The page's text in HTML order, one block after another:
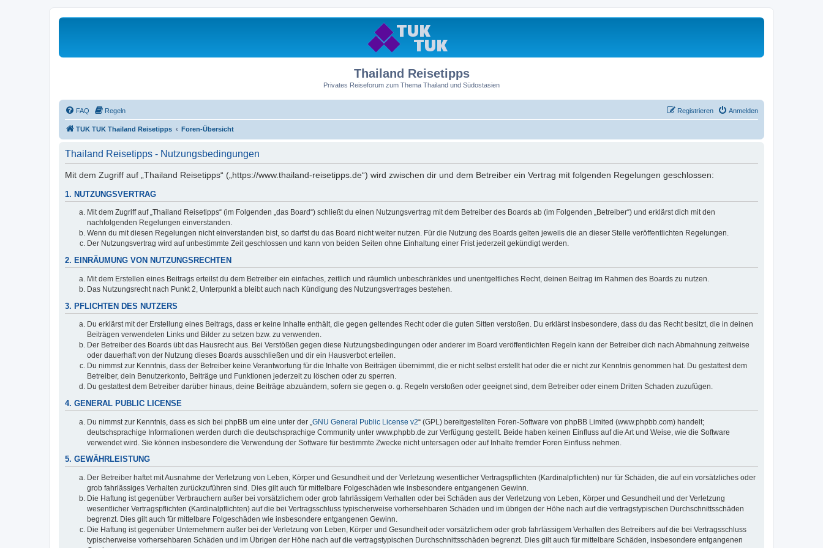
Thailand Reisetipps
Privates Reiseforum zum Thema Thailand und Südostasien
FAQ Regeln Anmelden
Registrieren
TUK TUK Thailand Reisetipps Foren-Übersicht
Thailand Reisetipps - Nutzungsbedingungen
Mit dem Zugriff auf „Thailand Reisetipps“ („https://www.thailand-reisetipps.de“) wird zwischen dir und dem Betreiber ein Vertrag mit folgenden Regelungen geschlossen:
1. NUTZUNGSVERTRAG
Mit dem Zugriff auf „Thailand Reisetipps“ (im Folgenden „das Board“) schließt du einen Nutzungsvertrag mit dem Betreiber des Boards ab (im Folgenden „Betreiber“) und erklärst dich mit den
nachfolgenden Regelungen einverstanden.
Wenn du mit diesen Regelungen nicht einverstanden bist, so darfst du das Board nicht weiter nutzen. Für die Nutzung des Boards gelten jeweils die an dieser Stelle veröffentlichten Regelungen.
Der Nutzungsvertrag wird auf unbestimmte Zeit geschlossen und kann von beiden Seiten ohne Einhaltung einer Frist jederzeit gekündigt werden.
2. EINRÄUMUNG VON NUTZUNGSRECHTEN
Mit dem Erstellen eines Beitrags erteilst du dem Betreiber ein einfaches, zeitlich und räumlich unbeschränktes und unentgeltliches Recht, deinen Beitrag im Rahmen des Boards zu nutzen.
Das Nutzungsrecht nach Punkt 2, Unterpunkt a bleibt auch nach Kündigung des Nutzungsvertrages bestehen.
3. PFLICHTEN DES NUTZERS
Du erklärst mit der Erstellung eines Beitrags, dass er keine Inhalte enthält, die gegen geltendes Recht oder die guten Sitten verstoßen. Du erklärst insbesondere, dass du das Recht besitzt, die in deinen
Beiträgen verwendeten Links und Bilder zu setzen bzw. zu verwenden.
Der Betreiber des Boards übt das Hausrecht aus. Bei Verstößen gegen diese Nutzungsbedingungen oder anderer im Board veröffentlichten Regeln kann der Betreiber dich nach Abmahnung zeitweise
oder dauerhaft von der Nutzung dieses Boards ausschließen und dir ein Hausverbot erteilen.
Du nimmst zur Kenntnis, dass der Betreiber keine Verantwortung für die Inhalte von Beiträgen übernimmt, die er nicht selbst erstellt hat oder die er nicht zur Kenntnis genommen hat. Du gestattest dem
Betreiber, dein Benutzerkonto, Beiträge und Funktionen jederzeit zu löschen oder zu sperren.
Du gestattest dem Betreiber darüber hinaus, deine Beiträge abzuändern, sofern sie gegen o. g. Regeln verstoßen oder geeignet sind, dem Betreiber oder einem Dritten Schaden zuzufügen.
4. GENERAL PUBLIC LICENSE
Du nimmst zur Kenntnis, dass es sich bei phpBB um eine unter der „ GNU General Public License v2“ (GPL) bereitgestellten Foren-Software von phpBB Limited (www.phpbb.com) handelt;
deutschsprachige Informationen werden durch die deutschsprachige Community unter www.phpbb.de zur Verfügung gestellt. Beide haben keinen Einfluss auf die Art und Weise, wie die Software
verwendet wird. Sie können insbesondere die Verwendung der Software für bestimmte Zwecke nicht untersagen oder auf Inhalte fremder Foren Einfluss nehmen.
5. GEWÄHRLEISTUNG
Der Betreiber haftet mit Ausnahme der Verletzung von Leben, Körper und Gesundheit und der Verletzung wesentlicher Vertragspflichten (Kardinalpflichten) nur für Schäden, die auf ein vorsätzliches oder
grob fahrlässiges Verhalten zurückzuführen sind. Dies gilt auch für mittelbare Folgeschäden wie insbesondere entgangenen Gewinn.
Die Haftung ist gegenüber Verbrauchern außer bei vorsätzlichem oder grob fahrlässigem Verhalten oder bei Schäden aus der Verletzung von Leben, Körper und Gesundheit und der Verletzung
wesentlicher Vertragspflichten (Kardinalpflichten) auf die bei Vertragsschluss typischerweise vorhersehbaren Schäden und im übrigen der Höhe nach auf die vertragstypischen Durchschnittsschäden
begrenzt. Dies gilt auch für mittelbare Folgeschäden wie insbesondere entgangenen Gewinn.
Die Haftung ist gegenüber Unternehmern außer bei der Verletzung von Leben, Körper und Gesundheit oder vorsätzlichem oder grob fahrlässigem Verhalten des Betreibers auf die bei Vertragsschluss
typischerweise vorhersehbaren Schäden und im Übrigen der Höhe nach auf die vertragstypischen Durchschnittsschäden begrenzt. Dies gilt auch für mittelbare Schäden, insbesondere entgangenen